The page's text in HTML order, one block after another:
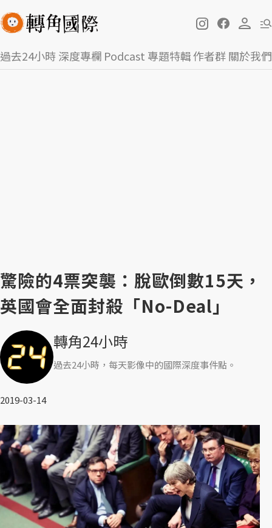
過去24小時深度專欄 Podcast 專題特輯作者群關於我們
驚險的4票突襲：脫歐倒數15天，
英國會全面封殺「No-Deal」
轉角24小時
過去24小時，每天影像中的國際深度事件點。
2019-03-14